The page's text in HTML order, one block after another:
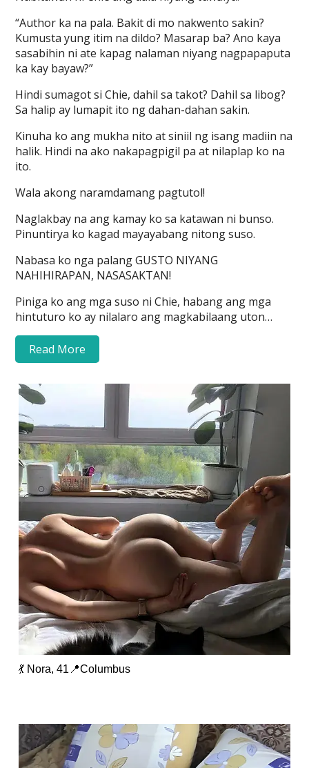
“Author ka na pala. Bakit di mo nakwento sakin?
Kumusta yung itim na dildo? Masarap ba? Ano kaya
sasabihin ni ate kapag nalaman niyang nagpapaputa
ka kay bayaw?”
Hindi sumagot si Chie, dahil sa takot? Dahil sa libog?
Sa halip ay lumapit ito ng dahan-dahan sakin.
Kinuha ko ang mukha nito at siniil ng isang madiin na
halik. Hindi na ako nakapagpigil pa at nilaplap ko na
ito.
Wala akong naramdamang pagtutol!
Naglakbay na ang kamay ko sa katawan ni bunso.
Pinuntirya ko kagad mayayabang nitong suso.
Nabasa ko nga palang GUSTO NIYANG
NAHIHIRAPAN, NASASAKTAN!
Piniga ko ang mga suso ni Chie, habang ang mga
hintuturo ko ay nilalaro ang magkabilaang uton…
Read More
💃 Nora, 41📍Columbus